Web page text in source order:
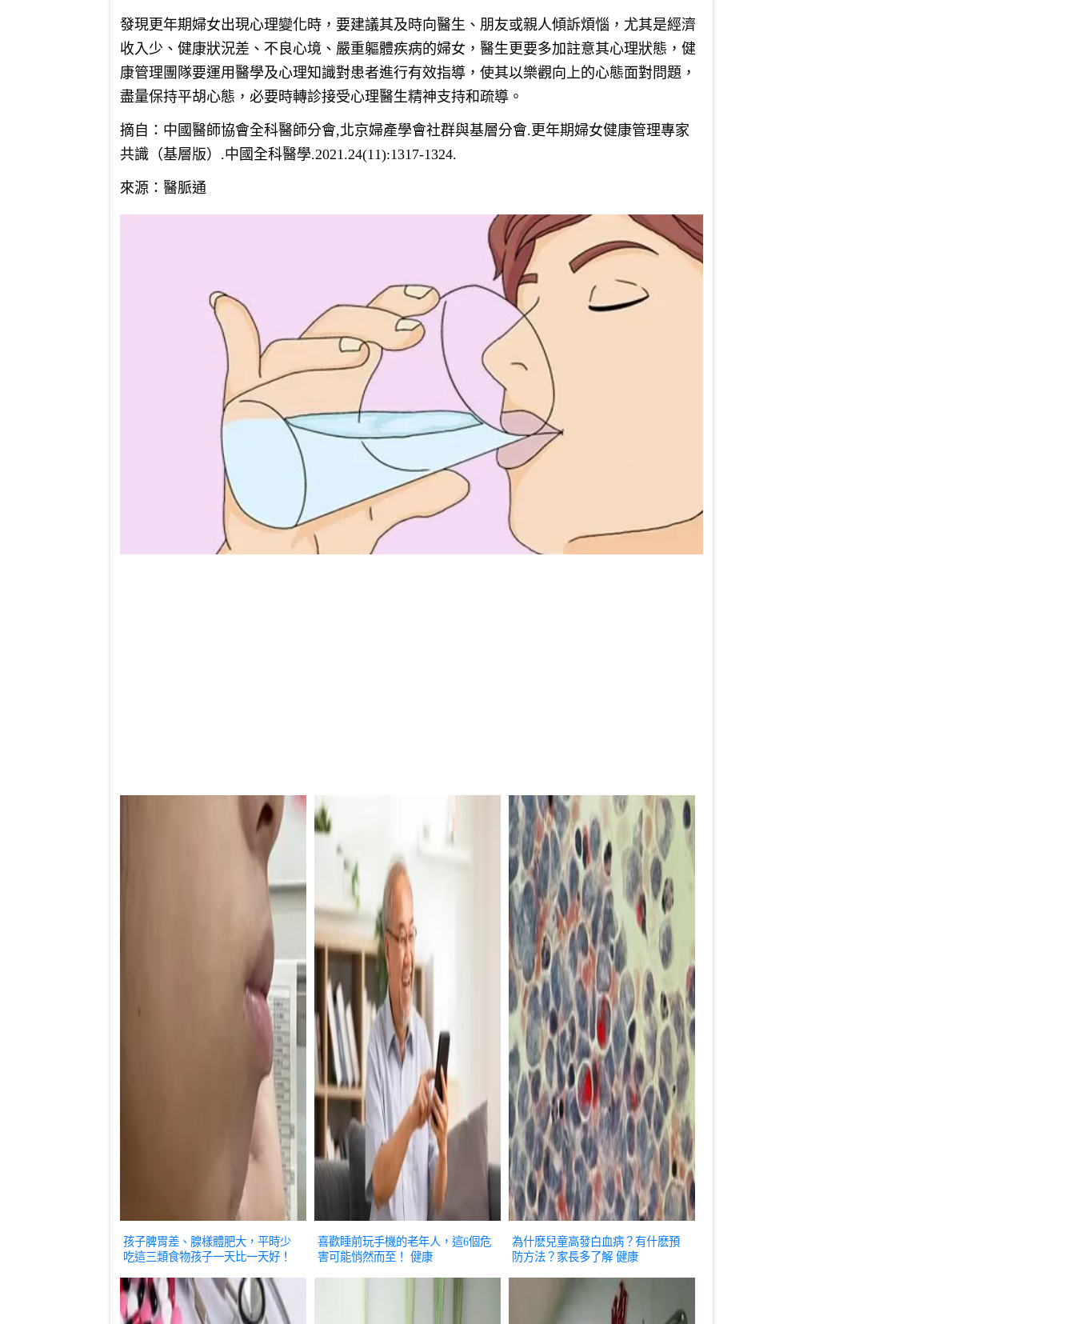
發現更年期婦女出現心理變化時，要建議其及時向醫生、朋友或親人傾訴煩惱，尤其是經濟
收入少、健康狀況差、不良心境、嚴重軀體疾病的婦女，醫生更要多加註意其心理狀態，健
康管理團隊要運用醫學及心理知識對患者進行有效指導，使其以樂觀向上的心態面對問題，
盡量保持平胡心態，必要時轉診接受心理醫生精神支持和疏導。
摘自：中國醫師協會全科醫師分會,北京婦產學會社群與基層分會.更年期婦女健康管理專家
共識（基層版）.中國全科醫學.2021.24(11):1317-1324.
來源：醫脈通
孩子脾胃差、腺樣體肥大，平時少
吃這三類食物孩子一天比一天好！
喜歡睡前玩手機的老年人，這6個危
害可能悄然而至！
健康
為什麽兒童高發白血病？有什麽預
防方法？家長多了解 健康